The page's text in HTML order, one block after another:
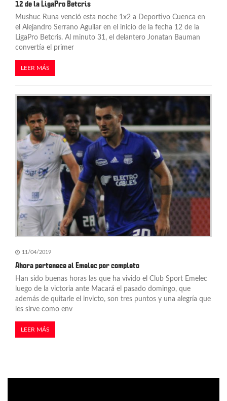
12 de la LigaPro Betcris
Mushuc Runa venció esta noche 1x2 a Deportivo Cuenca en
el Alejandro Serrano Aguilar en el inicio de la fecha 12 de la
LigaPro Betcris. Al minuto 31, el delantero Jonatan Bauman
convertía el primer
LEER MÁS
11/04/2019
Ahora pertenece al Emelec por completo
Han sido buenas horas las que ha vivido el Club Sport Emelec
luego de la victoria ante Macará el pasado domingo, que
además de quitarle el invicto, son tres puntos y una alegría que
les sirve como env
LEER MÁS